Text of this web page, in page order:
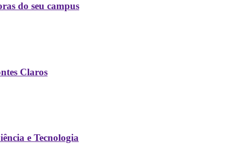
do seu campus
Claros
e Tecnologia